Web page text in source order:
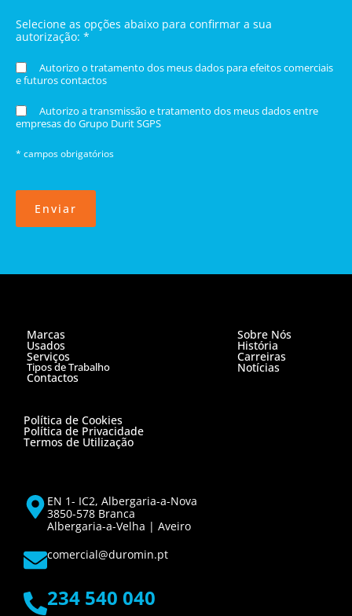
Selecione as opções abaixo para confirmar a sua
autorização: *
Autorizo o tratamento dos meus dados para efeitos comerciais
e futuros contactos
Autorizo a transmissão e tratamento dos meus dados entre
empresas do Grupo Durit SGPS
* campos obrigatórios
Enviar
Marcas
Usados
Serviços
Tipos de Trabalho
Contactos
Sobre Nós
História
Carreiras
Notícias
Política de Cookies
Política de Privacidade
Termos de Utilização
EN 1- IC2, Albergaria-a-Nova
3850-578 Branca
Albergaria-a-Velha | Aveiro
comercial@duromin.pt
234 540 040